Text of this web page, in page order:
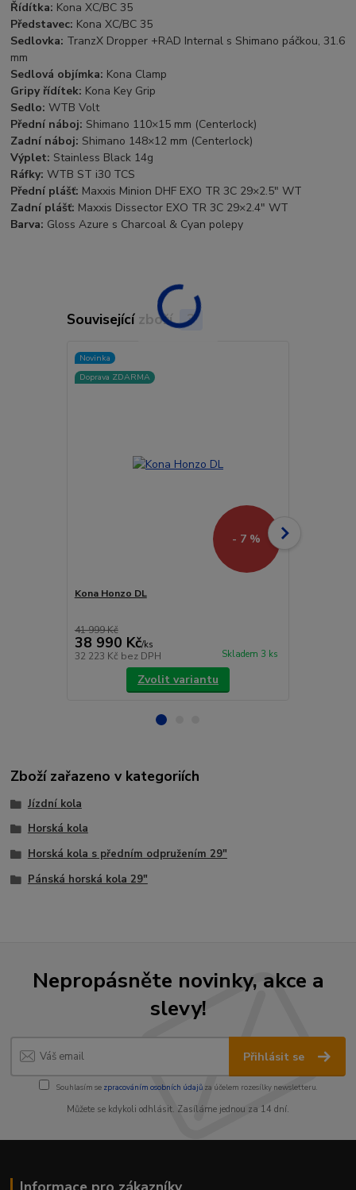
Řídítka: Kona XC/BC 35
Představec: Kona XC/BC 35
Sedlovka: TranzX Dropper +RAD Internal s Shimano páčkou, 31.6
mm
Sedlová objímka: Kona Clamp
Gripy řídítek: Kona Key Grip
Sedlo: WTB Volt
Přední náboj: Shimano 110×15 mm (Centerlock)
Zadní náboj: Shimano 148×12 mm (Centerlock)
Výplet: Stainless Black 14g
Ráfky: WTB ST i30 TCS
Přední plášť: Maxxis Minion DHF EXO TR 3C 29×2.5" WT
Zadní plášť: Maxxis Dissector EXO TR 3C 29×2.4" WT
Barva: Gloss Azure s Charcoal & Cyan polepy
Související zboží 3
Novinka
Doprava ZDARMA
- 7 %
Kona Honzo DL
41 999 Kč
38 990 Kč/ks
32 223 Kč bez DPH Skladem 3 ks
Zvolit variantu
Zboží zařazeno v kategoriích
Jízdní kola
Horská kola
Horská kola s předním odpružením 29"
Pánská horská kola 29"
Nepropásněte novinky, akce a
slevy!
Přihlásit se
Souhlasím se zpracováním osobních údajůza účelem rozesílky newsletteru.
Můžete se kdykoli odhlásit. Zasíláme jednou za 14 dní.